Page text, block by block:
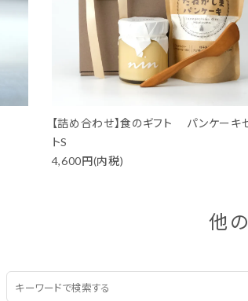
【詰め合わせ】食のギフト パンケーキ
トS
4,600円(内税)
他